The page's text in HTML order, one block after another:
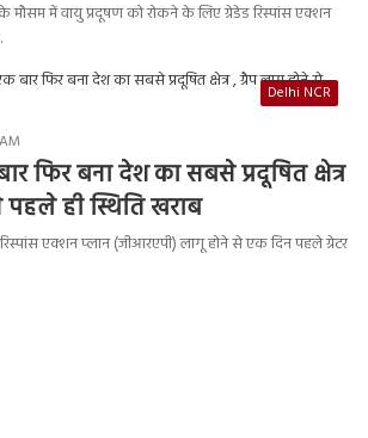
मौसम में वायु प्रदूषण को रोकने के लिए ग्रेडेड रिस्पांस एक्शन
Delhi NCR
फिर बना देश का सबसे प्रदूषित क्षेत्र
पहले ही स्थिति खराब
एक्शन प्लान (जीआरएपी) लागू होने से एक दिन पहले ग्रेटर